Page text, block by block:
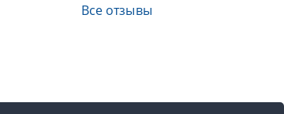
Все отзывы